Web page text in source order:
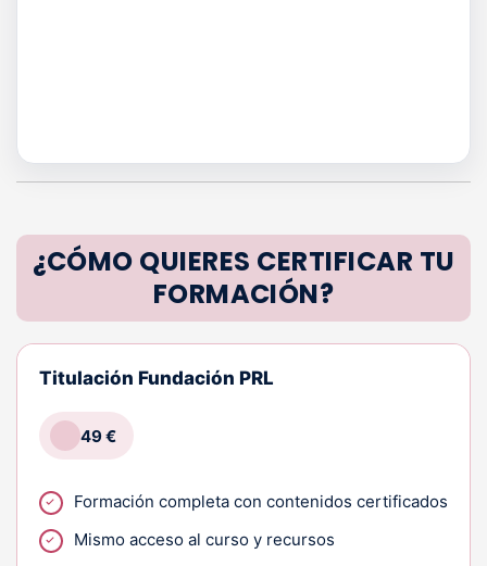
¿CÓMO QUIERES CERTIFICAR TU
FORMACIÓN?
Titulación Fundación PRL
49 €
Formación completa con contenidos certificados
Mismo acceso al curso y recursos